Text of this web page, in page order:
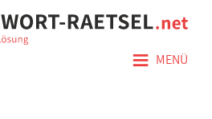
≡ MENÜ